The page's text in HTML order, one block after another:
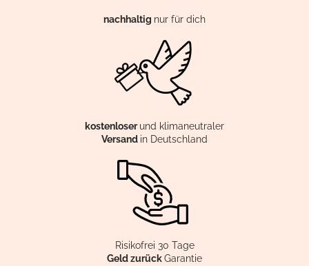
nachhaltig nur für dich
kostenloserund klimaneutraler
Versand in Deutschland
Risikofrei 30 Tage
Geld zurückGarantie